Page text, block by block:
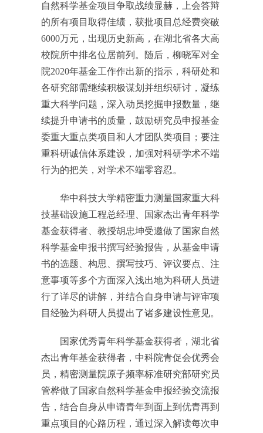
自然科学基金项目争取战绩显赫，上会答辩
的所有项目取得佳绩，获批项目总经费突破
6000万元，出现历史新高，在湖北省各大高
校院所中排名位居前列。随后，柳晓军对全
院2020年基金工作作出新的指示，科研处和
各研究部需继续积极谋划并组织研讨，凝练
重大科学问题，深入动员挖掘申报数量，继
续提升申请书的质量，鼓励研究员申报基金
委重大重点类项目和人才团队类项目；要注
重科研诚信体系建设，加强对科研学术不端
行为的把关，对学术不端零容忍。
华中科技大学精密重力测量国家重大科
技基础设施工程总经理、国家杰出青年科学
基金获得者、教授胡忠坤受邀做了国家自然
科学基金申报书撰写经验报告，从基金申请
书的选题、构思、撰写技巧、评议要点、注
意事项等多个方面深入浅出地为科研人员进
行了详尽的讲解，并结合自身申请与评审项
目经验为科研人员提出了诸多建设性意见。
国家优秀青年科学基金获得者，湖北省
杰出青年基金获得者，中科院青促会优秀会
员，精密测量院原子频率标准研究部研究员
管桦做了国家自然科学基金申报经验交流报
告，结合自身从申请青年到面上到优青再到
重点项目的心路历程，通过深入解读每次申